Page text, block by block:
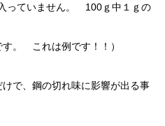
っていません。 100ｇ中１ｇの
す。 これは例です！！）
で、鋼の切れ味に影響が出る事